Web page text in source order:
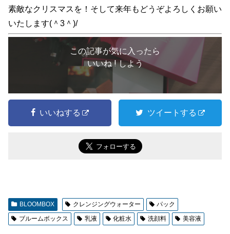
素敵なクリスマスを！そして来年もどうぞよろしくお願い
いたします(＾3＾)/
この記事が気に入ったら
いいね ! しよう
いいねする ツイートする
BLOOMBOX クレンジングウォーター
パック
ブルームボックス
乳液 化粧水 洗顔料 美容液